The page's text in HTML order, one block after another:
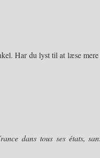
Har du lyst til at læse
dans tous ses états,